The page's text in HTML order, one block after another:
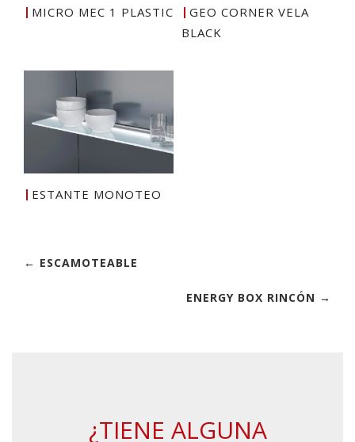
MICRO MEC 1 PLASTIC
GEO CORNER VELA
BLACK
ESTANTE MONOTEO
← ESCAMOTEABLE
ENERGY BOX RINCÓN →
¿TIENE ALGUNA